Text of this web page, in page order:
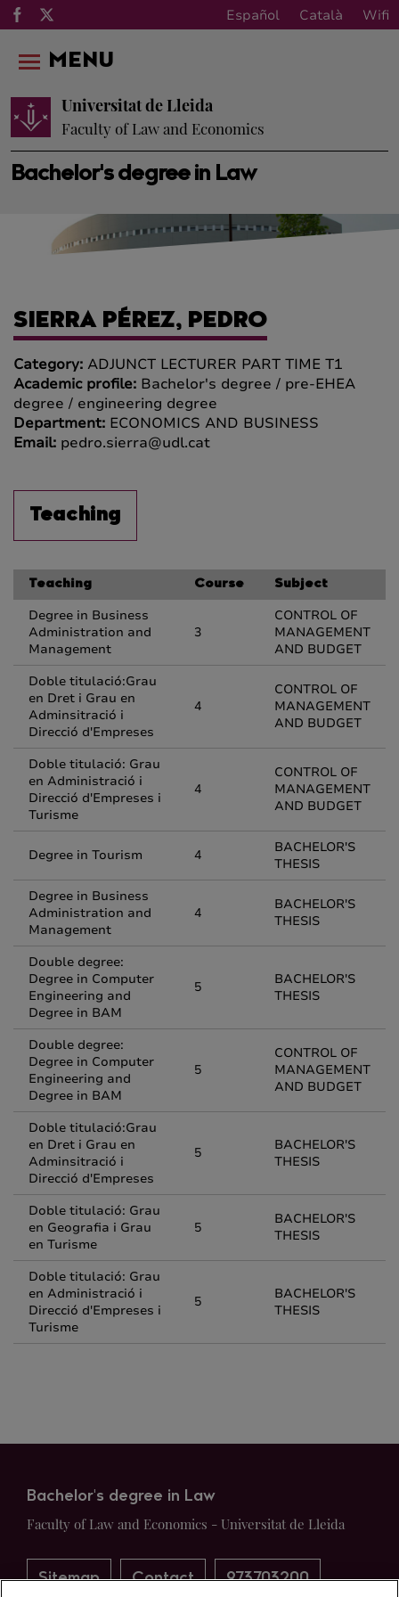
Español Català Wifi
Bachelor's degree in Law
Universitat de Lleida
Faculty of Law and Economics
MENU
SIERRA PÉREZ, PEDRO
Category: ADJUNCT LECTURER PART TIME T1
Academic profile: Bachelor's degree / pre-EHEA
degree / engineering degree
Department: ECONOMICS AND BUSINESS
Email: pedro.sierra@udl.cat
Teaching
Teaching Course Subject
Degree in Business
Administration and
Management
3
CONTROL OF
MANAGEMENT
AND BUDGET
Doble titulació:Grau
en Dret i Grau en
Adminsitració i
Direcció d'Empreses
4
CONTROL OF
MANAGEMENT
AND BUDGET
Doble titulació: Grau
en Administració i
Direcció d'Empreses i
Turisme
4
CONTROL OF
MANAGEMENT
AND BUDGET
Degree in Tourism 4
BACHELOR'S
THESIS
Degree in Business
Administration and
Management
4
BACHELOR'S
THESIS
Double degree:
Degree in Computer
Engineering and
Degree in BAM
5
BACHELOR'S
THESIS
Double degree:
Degree in Computer
Engineering and
Degree in BAM
5
CONTROL OF
MANAGEMENT
AND BUDGET
Doble titulació:Grau
en Dret i Grau en
Adminsitració i
Direcció d'Empreses
5
BACHELOR'S
THESIS
Doble titulació: Grau
en Geografia i Grau
en Turisme
5
BACHELOR'S
THESIS
Doble titulació: Grau
en Administració i
Direcció d'Empreses i
Turisme
5
BACHELOR'S
THESIS
Bachelor's degree in Law
Faculty of Law and Economics - Universitat de Lleida
Sitemap Contact 973703200